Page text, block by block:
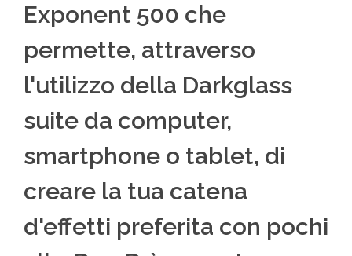
Exponent 500 che
permette, attraverso
l'utilizzo della Darkglass
suite da computer,
smartphone o tablet, di
creare la tua catena
d'effetti preferita con pochi